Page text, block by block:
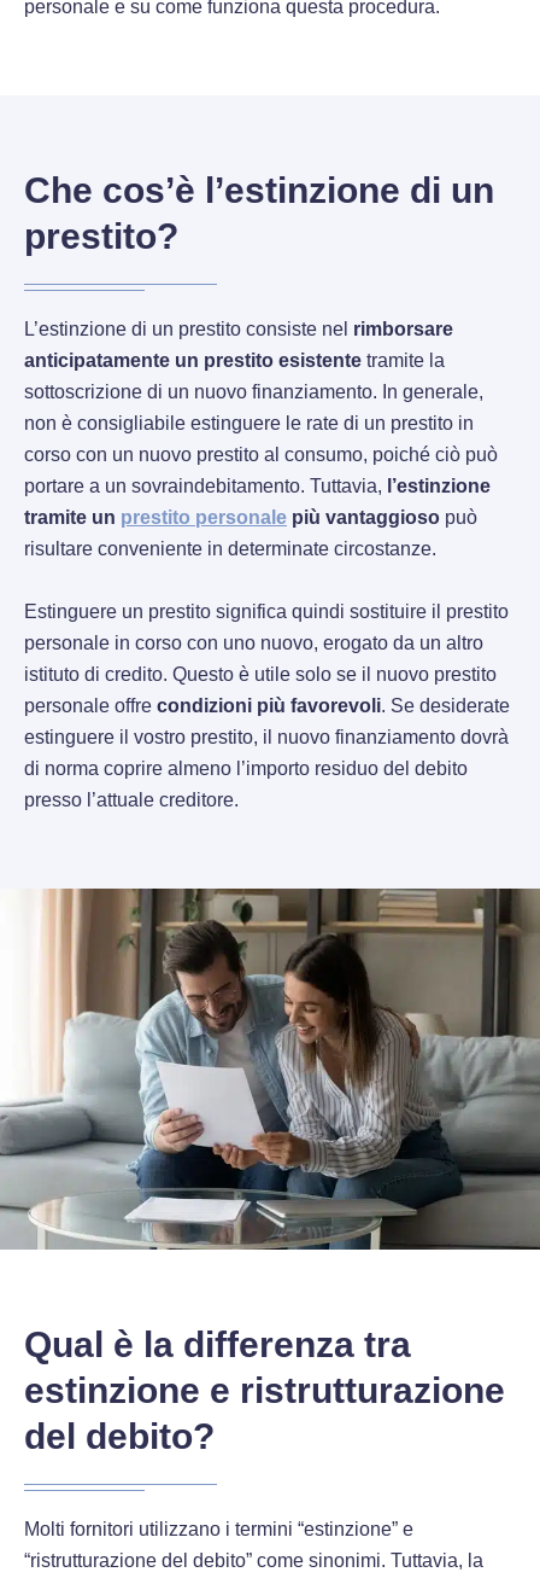
personale e su come funziona questa procedura.
Che cos’è l’estinzione di un
prestito?
L’estinzione di un prestito consiste nel rimborsare
anticipatamente un prestito esistente tramite la
sottoscrizione di un nuovo finanziamento. In generale,
non è consigliabile estinguere le rate di un prestito in
corso con un nuovo prestito al consumo, poiché ciò può
portare a un sovraindebitamento. Tuttavia, l’estinzione
tramite un prestito personale più vantaggioso può
risultare conveniente in determinate circostanze.
Estinguere un prestito significa quindi sostituire il prestito
personale in corso con uno nuovo, erogato da un altro
istituto di credito. Questo è utile solo se il nuovo prestito
personale offre condizioni più favorevoli. Se desiderate
estinguere il vostro prestito, il nuovo finanziamento dovrà
di norma coprire almeno l’importo residuo del debito
presso l’attuale creditore.
Qual è la differenza tra
estinzione e ristrutturazione
del debito?
Molti fornitori utilizzano i termini “estinzione” e
“ristrutturazione del debito” come sinonimi. Tuttavia, la